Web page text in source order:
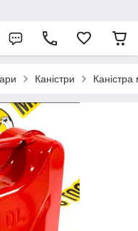
Каністри